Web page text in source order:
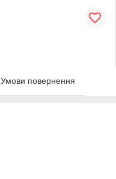
Умови повернення